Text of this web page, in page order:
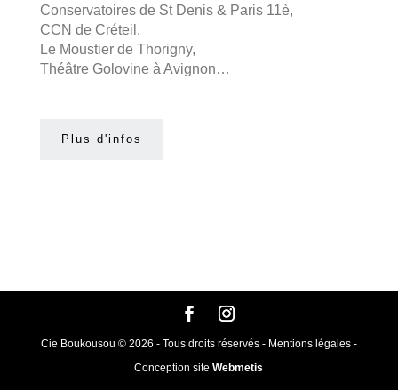
Conservatoires de St Denis & Paris 11è,
CCN de Créteil,
Le Moustier de Thorigny,
Théâtre Golovine à Avignon…
Plus d'infos
Cie Boukousou © 2026 - Tous droits réservés - Mentions légales -
Conception siteWebmetis